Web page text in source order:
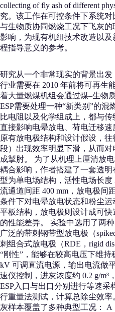
collecting of fly ash of different
究。该工作在可控条件下系统
与生物质协同燃烧工况下飞灰
影响，为现有机组技术改造以
程指导意义的参考。
研究从一个非常现实的背景出
行业需要在 2010 年前将可再生
着大量燃煤机组会通过煤–生物
ESP需要处理一种“新类别”的混
比电阻以及化学组成上，都与
直接影响电晕放电、荷电迁移
原有放电极结构和设计假设，
段）出现效率明显下滑，从而
成掣肘。 为了从机理上厘清放
耦合影响，作者搭建了一套透
型为单电场结构，活性电场长度
流通道间距 400 mm，放电极间
条件下对电晕放电状态和粉尘
平板结构，放电极则设计成可
的性能差异。 实验中选用了两
广泛的带刺钢带型放电极（
刺组合式放电极（RDE，rigid
“刚性”，能够在较高电压下维
kV 可调直流电源，输出电流做
速仪控制，进灰浓度约 0.2 g/m³
ESP入口与出口分别进行等速
行重量法测试，计算总除尘效
灰样本覆盖了多种典型工况：